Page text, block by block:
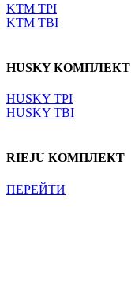
KTM TPI
KTM TBI
HUSKY КОМПЛЕКТ
HUSKY TPI
HUSKY TBI
RIEJU КОМПЛЕКТ
ПЕРЕЙТИ